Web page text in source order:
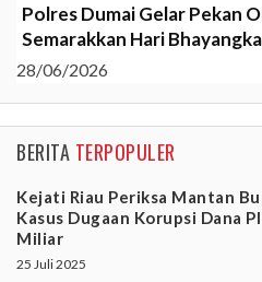
Polres Dumai Gelar Pekan
Semarakkan Hari
28/06/2026
BERITA TERPOPULER
Kejati Riau Periksa Mantan
Kasus Dugaan Korupsi Dana
Miliar
25 Juli 2025